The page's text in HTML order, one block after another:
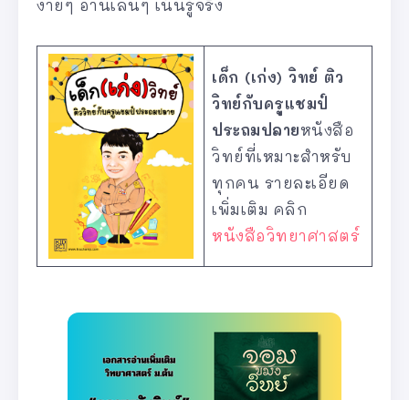
ง่ายๆ อ่านเล่นๆ เน้นรู้จริง
เด็ก (เก่ง) วิทย์ ติว
วิทย์กับครูแชมป์
ประถมปลายหนังสือ
วิทย์ที่เหมาะสำหรับ
ทุกคน รายละเอียด
เพิ่มเติม คลิก
หนังสือวิทยาศาสตร์